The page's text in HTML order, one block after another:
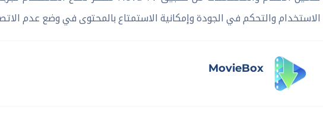
الاستخدام والتحكم في الجودة وإمكانية الاستمتاع بالمحتوى في وضع عدم
MovieBox